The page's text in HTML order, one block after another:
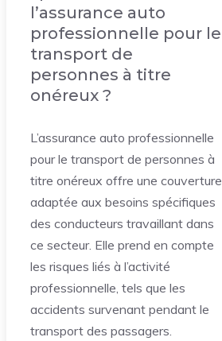
l’assurance auto
professionnelle pour le
transport de
personnes à titre
onéreux ?
L’assurance auto professionnelle
pour le transport de personnes à
titre onéreux offre une couverture
adaptée aux besoins spécifiques
des conducteurs travaillant dans
ce secteur. Elle prend en compte
les risques liés à l’activité
professionnelle, tels que les
accidents survenant pendant le
transport des passagers.